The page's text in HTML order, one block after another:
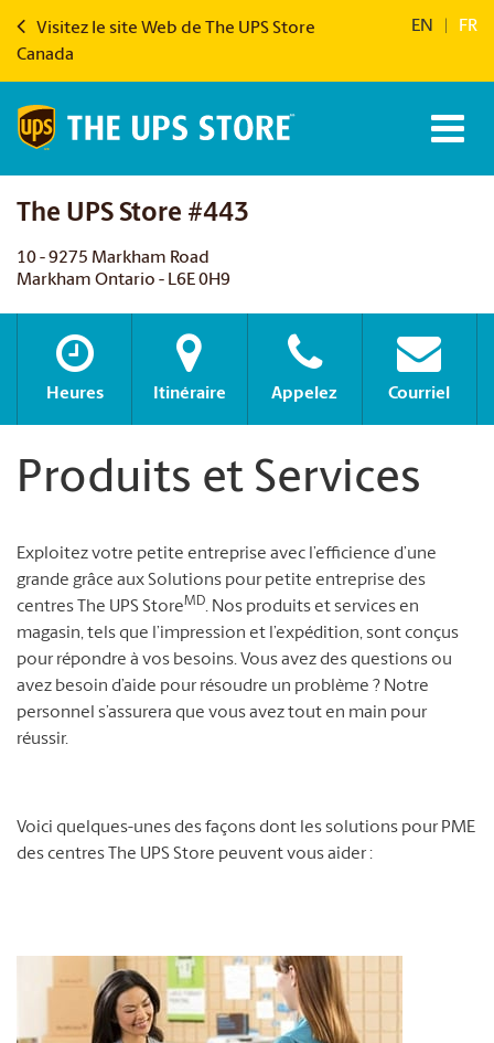
Visitez le site Web de The UPS Store
Canada
EN FR
The UPS Store #443
10 - 9275 Markham Road
Markham Ontario - L6E 0H9
Heures Itinéraire Appelez Courriel
Produits et Services
Exploitez votre petite entreprise avec l’efficience d’une
grande grâce aux Solutions pour petite entreprise des
centres The UPS StoreMD. Nos produits et services en
magasin, tels que l’impression et l’expédition, sont conçus
pour répondre à vos besoins. Vous avez des questions ou
avez besoin d’aide pour résoudre un problème ? Notre
personnel s’assurera que vous avez tout en main pour
réussir.
Voici quelques-unes des façons dont les solutions pour PME
des centres The UPS Store peuvent vous aider :